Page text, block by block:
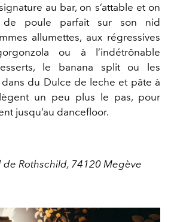
au bar, on s’attable et on
de poule parfait sur son nid
allumettes, aux régressives
ou à l’indétrônable
le banana split ou les
du Dulce de leche et pâte à
un peu plus le pas, pour
jusqu’au dancefloor.
Rothschild, 74120 Megève